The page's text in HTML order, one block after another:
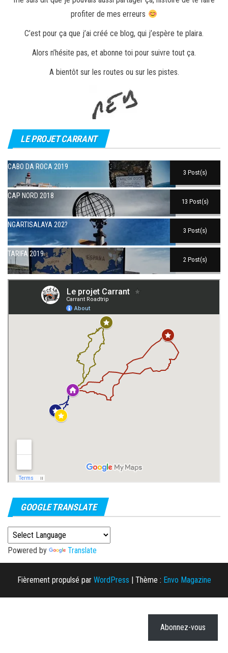
profiter de mes erreurs
C’est pour ça que j’ai créé ce blog, qui j’espère te plaira.
Alors n’hésite pas, et abonne toi pour suivre tout ça.
A bientôt sur les routes ou sur les pistes.
LE PROJET CARRANT
CABO DA ROCA 2019
3 Post(s)
CAP NORD 2018
13 Post(s)
NGARTISALAYA 202?
3 Post(s)
TARIFA 2019
2 Post(s)
GOOGLE TRANSLATE
Powered by Translate
Fièrement propulsé par WordPress | Thème : Envo Magazine
Abonnez-vous